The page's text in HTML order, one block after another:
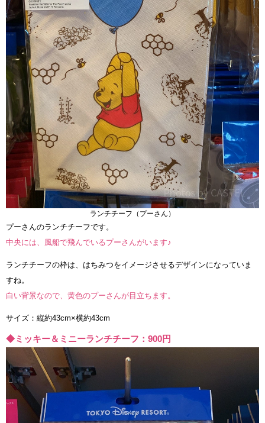
ランチチーフ（プーさん）
プーさんのランチチーフです。
中央には、風船で飛んでいるプーさんがいます♪
ランチチーフの枠は、はちみつをイメージさせるデザインになっていま
すね。
白い背景なので、黄色のプーさんが目立ちます。
サイズ：縦約43cm×横約43cm
◆ミッキー＆ミニーランチチーフ：900円